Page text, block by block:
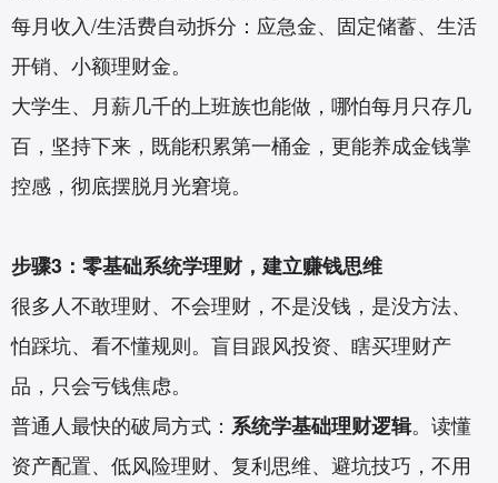
每月收入/生活费自动拆分：应急金、固定储蓄、生活
开销、小额理财金。
大学生、月薪几千的上班族也能做，哪怕每月只存几
百，坚持下来，既能积累第一桶金，更能养成金钱掌
控感，彻底摆脱月光窘境。
步骤3：零基础系统学理财，建立赚钱思维
很多人不敢理财、不会理财，不是没钱，是没方法、
怕踩坑、看不懂规则。盲目跟风投资、瞎买理财产
品，只会亏钱焦虑。
普通人最快的破局方式： 系统学基础理财逻辑。读懂
资产配置、低风险理财、复利思维、避坑技巧，不用